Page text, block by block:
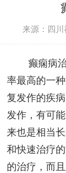
来源：四
癫痫病
率最高的一
复发作的疾
发作，有可
来也是相当
和快速治疗
的治疗，而